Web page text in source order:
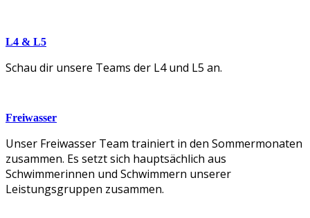
L4 & L5
Schau dir unsere Teams der L4 und L5 an.
Freiwasser
Unser Freiwasser Team trainiert in den Sommermonaten
zusammen. Es setzt sich hauptsächlich aus
Schwimmerinnen und Schwimmern unserer
Leistungsgruppen zusammen.